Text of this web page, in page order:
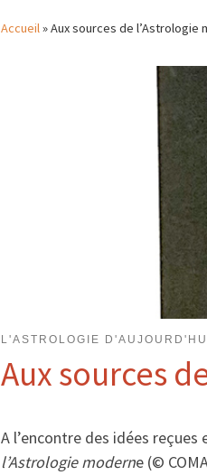
Accueil»Aux sources de l’Astrologie
L'ASTROLOGIE D'AUJOURD'HUI
Aux sources
A l’encontre des idées
l’Astrologie moderne (©